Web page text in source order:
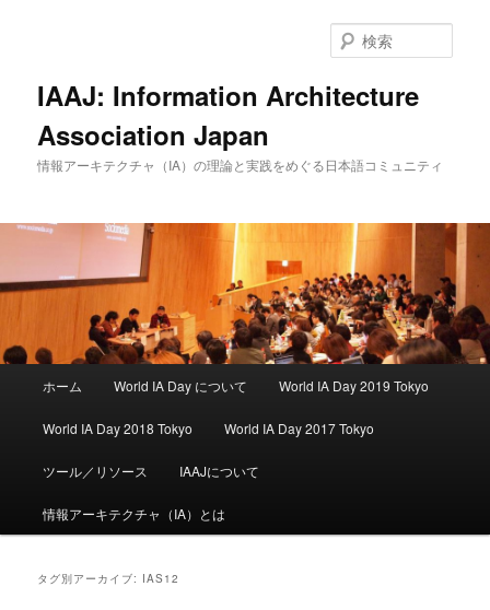
IAAJ: Information Architecture
Association Japan
情報アーキテクチャ（IA）の理論と実践をめぐる日本語コミュニティ
索
メインコンテンツへ移動
サブコンテンツへ移動
ホーム World IA Day について World IA Day 2019 Tokyo
World IA Day 2018 Tokyo World IA Day 2017 Tokyo
ツール／リソース IAAJについて
情報アーキテクチャ（IA）とは
タグ別アーカイブ: IAS12